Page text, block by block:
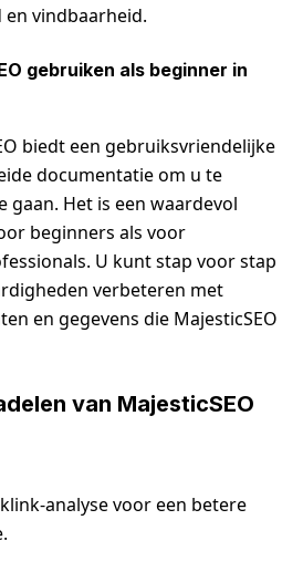
vindbaarheid.
gebruiken als beginner in
biedt een gebruiksvriendelijke
documentatie om u te
gaan. Het is een waardevol
beginners als voor
U kunt stap voor stap
verbeteren met
en gegevens die MajesticSEO
van MajesticSEO
analyse voor een betere